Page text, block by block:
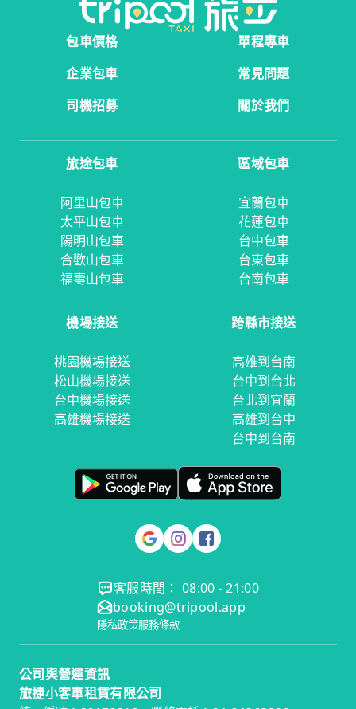
包車價格
單程專車
企業包車
常見問題
司機招募
關於我們
旅途包車
阿里山包車
太平山包車
陽明山包車
合歡山包車
福壽山包車
區域包車
宜蘭包車
花蓮包車
台中包車
台東包車
台南包車
機場接送
桃園機場接送
松山機場接送
台中機場接送
高雄機場接送
跨縣市接送
高雄到台南
台中到台北
台北到宜蘭
高雄到台中
台中到台南
客服時間： 08:00 - 21:00
booking@tripool.app
隱私政策服務條款
公司與營運資訊
旅捷小客車租賃有限公司